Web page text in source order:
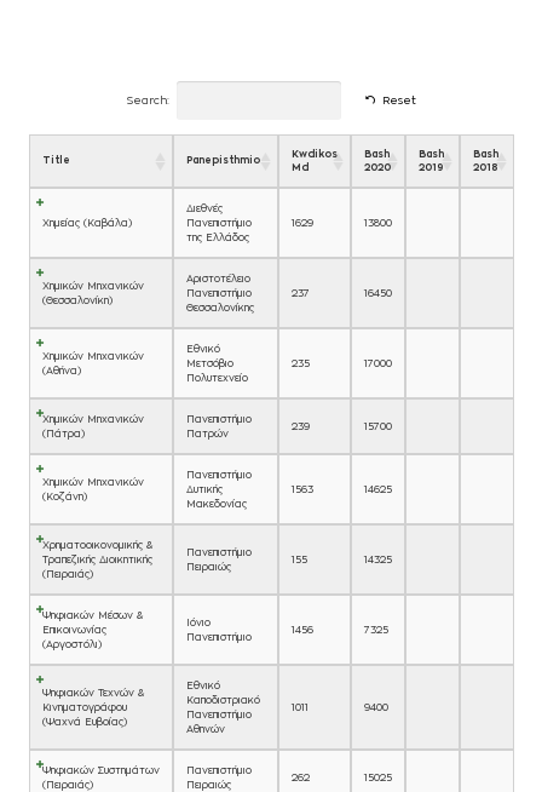
Search: Reset
Title Panepisthmio
Kwdikos
Md
Bash
2020
Bash
2019
Bash
2018
Χημείας (Καβάλα)
Διεθνές
Πανεπιστήμιο
της Ελλάδος
1629 13800
Χημικών Μηχανικών
(Θεσσαλονίκη)
Αριστοτέλειο
Πανεπιστήμιο
Θεσσαλονίκης
237 16450
Χημικών Μηχανικών
(Αθήνα)
Εθνικό
Μετσόβιο
Πολυτεχνείο
235 17000
Χημικών Μηχανικών
(Πάτρα)
Πανεπιστήμιο
Πατρών
239 15700
Χημικών Μηχανικών
(Κοζάνη)
Πανεπιστήμιο
Δυτικής
Μακεδονίας
1563 14625
Χρηματοοικονομικής &
Τραπεζικής Διοικητικής
(Πειραιάς)
Πανεπιστήμιο
Πειραιώς
155 14325
Ψηφιακών Μέσων &
Επικοινωνίας
(Αργοστόλι)
Ιόνιο
Πανεπιστήμιο
1456 7325
Ψηφιακών Τεχνών &
Κινηματογράφου
(Ψαχνά Ευβοίας)
Εθνικό
Καποδιστριακό
Πανεπιστήμιο
Αθηνών
1011 9400
Ψηφιακών Συστημάτων
(Πειραιάς)
Πανεπιστήμιο
Πειραιώς
262 15025